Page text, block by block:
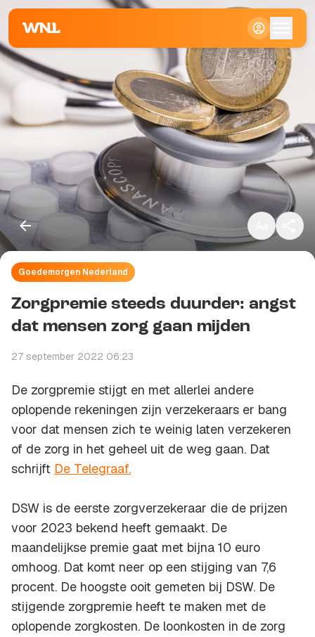
Klein
Standaard
Groot
Goedemorgen Nederland
Zorgpremie steeds duurder: angst
dat mensen zorg gaan mijden
27 september 2022 06:23
De zorgpremie stijgt en met allerlei andere
oplopende rekeningen zijn verzekeraars er bang
voor dat mensen zich te weinig laten verzekeren
of de zorg in het geheel uit de weg gaan. Dat
schrijft De Telegraaf.
DSW is de eerste zorgverzekeraar die de prijzen
voor 2023 bekend heeft gemaakt. De
maandelijkse premie gaat met bijna 10 euro
omhoog. Dat komt neer op een stijging van 7,6
procent. De hoogste ooit gemeten bij DSW. De
stijgende zorgpremie heeft te maken met de
oplopende zorgkosten. De loonkosten in de zorg